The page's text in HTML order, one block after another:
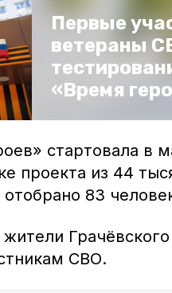
Первые
ветераны
«Время
стартовала в
проекта из 44
83
Грачёвского
СВО.